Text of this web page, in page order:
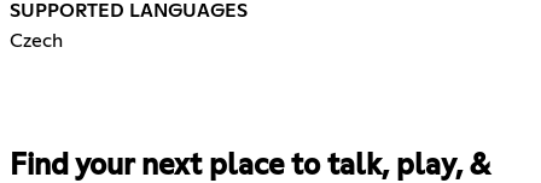
SUPPORTED LANGUAGES
Czech
Find your next place to talk, play, &